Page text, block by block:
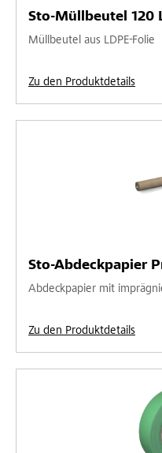
Sto-Müllbeutel 120
Müllbeutel aus LDPE-Folie
Zu den Produktdetails
Sto-Abdeckpapier
Abdeckpapier mit
Zu den Produktdetails